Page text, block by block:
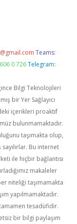
Teams:
0 726 Telegram:
Bilgi Teknolojileri
bir Yer Sağlayıcı
içerikleri proaktif
bulunmamaktadır.
taşımakta olup,
Bu internet
ile hiçbir bağlantısı
makaleler
niteliği taşımamakta
yapılmamaktadır.
tesadüfidir.
bir bilgi paylaşım